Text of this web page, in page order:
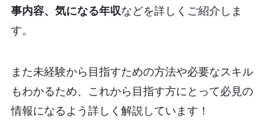
事内容、気になる年収などを詳しくご紹介しま
す。
また未経験から目指すための方法や必要なスキル
もわかるため、これから目指す方にとって必見の
情報になるよう詳しく解説しています！